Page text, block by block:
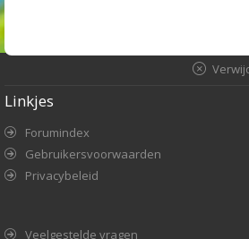
Linkjes
Forumindex
Gebruikersvoorwaarden
Privacybeleid
Veelgestelde vragen